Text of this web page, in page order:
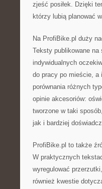
zjeść posiłek. Dzięki
którzy lubią planować
Na ProfiBike.pl duży
Teksty publikowane na
indywidualnych
do pracy po mieście, a
porównania różnych
opinie akcesoriów:
tworzone w taki
jak i bardziej
ProfiBike.pl to także
W praktycznych
wyregulować
również kwestie